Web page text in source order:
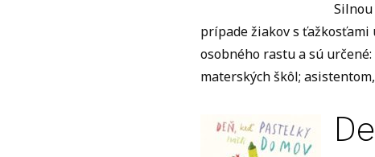
prípade žiakov s
osobného rastu a sú
materských škôl;